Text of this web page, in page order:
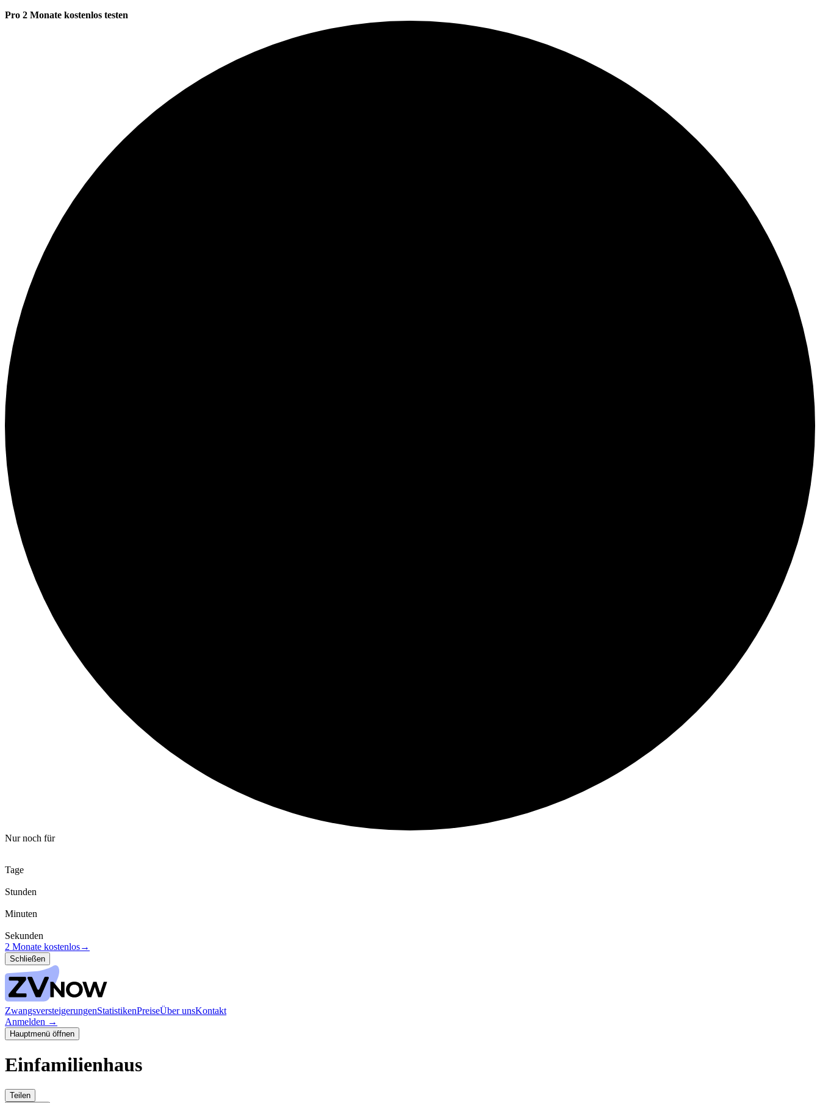
Pro 2 Monate kostenlos testen
Nur noch für
Tage
Stunden
Minuten
Sekunden
2 Monate kostenlos→
Schließen
ZwangsversteigerungenStatistikenPreiseÜber unsKontakt
Anmelden →
Hauptmenü öffnen
Einfamilienhaus
Teilen